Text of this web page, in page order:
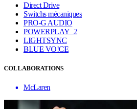
Direct Drive
Switchs mécaniques
PRO-G AUDIO
POWERPLAY 2
LIGHTSYNC
BLUE VO!CE
COLLABORATIONS
McLaren